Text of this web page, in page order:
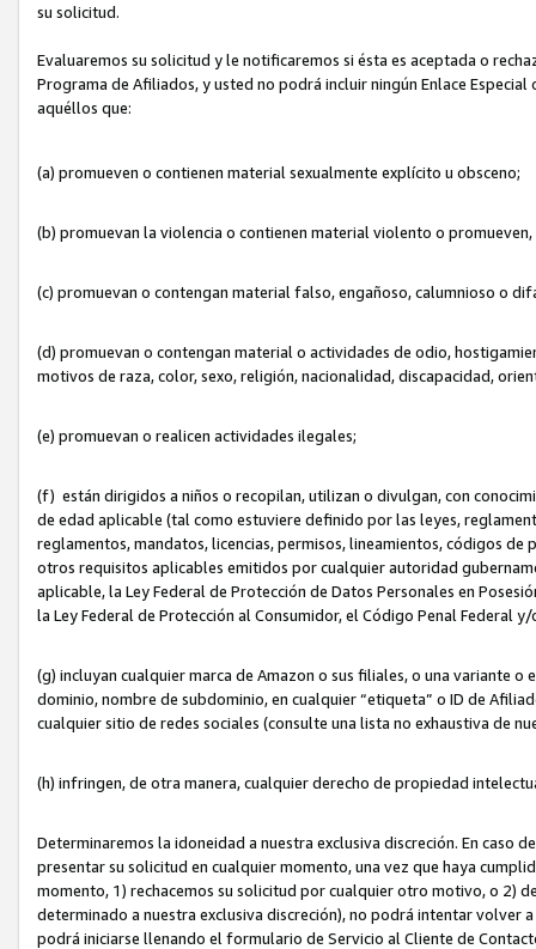
su solicitud.
Evaluaremos su solicitud y le notificaremos si ésta es aceptada o
Programa de Afiliados, y usted no podrá incluir ningún Enlace
aquéllos que:
(a) promueven o contienen material sexualmente explícito u obsceno;
(b) promuevan la violencia o contienen material violento o
(c) promuevan o contengan material falso, engañoso, calumnioso o
(d) promuevan o contengan material o actividades de odio,
motivos de raza, color, sexo, religión, nacionalidad, discapacidad,
(e) promuevan o realicen actividades ilegales;
(f) están dirigidos a niños o recopilan, utilizan o divulgan, con
de edad aplicable (tal como estuviere definido por las leyes,
reglamentos, mandatos, licencias, permisos, lineamientos, códigos
otros requisitos aplicables emitidos por cualquier autoridad
aplicable, la Ley Federal de Protección de Datos Personales en
la Ley Federal de Protección al Consumidor, el Código Penal Federal
(g) incluyan cualquier marca de Amazon o sus filiales, o una variante
dominio, nombre de subdominio, en cualquier “etiqueta” o ID de
cualquier sitio de redes sociales (consulte una lista no exhaustiva de
(h) infringen, de otra manera, cualquier derecho de propiedad
Determinaremos la idoneidad a nuestra exclusiva discreción. En caso
presentar su solicitud en cualquier momento, una vez que haya
momento, 1) rechacemos su solicitud por cualquier otro motivo, o 2)
determinado a nuestra exclusiva discreción), no podrá intentar volver
podrá iniciarse llenando el formulario de Servicio al Cliente de